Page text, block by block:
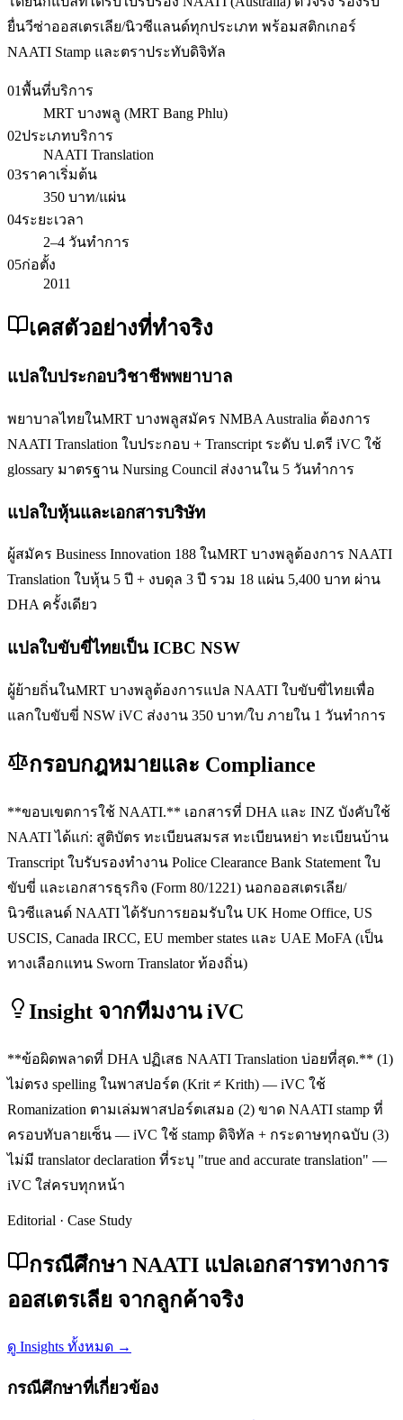
ยื่นวีซ่าออสเตรเลีย/นิวซีแลนด์ทุกประเภท พร้อมสติกเกอร์
NAATI Stamp และตราประทับดิจิทัล
01พื้นที่บริการ
MRT บางพลู (MRT Bang Phlu)
02ประเภทบริการ
NAATI Translation
03ราคาเริ่มต้น
350 บาท/แผ่น
04ระยะเวลา
2–4 วันทำการ
05ก่อตั้ง
2011
เคสตัวอย่างที่ทำจริง
แปลใบประกอบวิชาชีพพยาบาล
พยาบาลไทยในMRT บางพลูสมัคร NMBA Australia ต้องการ
NAATI Translation ใบประกอบ + Transcript ระดับ ป.ตรี iVC ใช้
glossary มาตรฐาน Nursing Council ส่งงานใน 5 วันทำการ
แปลใบหุ้นและเอกสารบริษัท
ผู้สมัคร Business Innovation 188 ในMRT บางพลูต้องการ NAATI
Translation ใบหุ้น 5 ปี + งบดุล 3 ปี รวม 18 แผ่น 5,400 บาท ผ่าน
DHA ครั้งเดียว
แปลใบขับขี่ไทยเป็น ICBC NSW
ผู้ย้ายถิ่นในMRT บางพลูต้องการแปล NAATI ใบขับขี่ไทยเพื่อ
แลกใบขับขี่ NSW iVC ส่งงาน 350 บาท/ใบ ภายใน 1 วันทำการ
กรอบกฎหมายและ Compliance
**ขอบเขตการใช้ NAATI.** เอกสารที่ DHA และ INZ บังคับใช้
NAATI ได้แก่: สูติบัตร ทะเบียนสมรส ทะเบียนหย่า ทะเบียนบ้าน
Transcript ใบรับรองทำงาน Police Clearance Bank Statement ใบ
ขับขี่ และเอกสารธุรกิจ (Form 80/1221) นอกออสเตรเลีย/
นิวซีแลนด์ NAATI ได้รับการยอมรับใน UK Home Office, US
USCIS, Canada IRCC, EU member states และ UAE MoFA (เป็น
ทางเลือกแทน Sworn Translator ท้องถิ่น)
Insight จากทีมงาน iVC
**ข้อผิดพลาดที่ DHA ปฏิเสธ NAATI Translation บ่อยที่สุด.** (1)
ไม่ตรง spelling ในพาสปอร์ต (Krit ≠ Krith) — iVC ใช้
Romanization ตามเล่มพาสปอร์ตเสมอ (2) ขาด NAATI stamp ที่
ครอบทับลายเซ็น — iVC ใช้ stamp ดิจิทัล + กระดาษทุกฉบับ (3)
ไม่มี translator declaration ที่ระบุ "true and accurate translation" —
iVC ใส่ครบทุกหน้า
Editorial · Case Study
กรณีศึกษา NAATI แปลเอกสารทางการ
ออสเตรเลีย จากลูกค้าจริง
ดู Insights ทั้งหมด →
กรณีศึกษาที่เกี่ยวข้อง